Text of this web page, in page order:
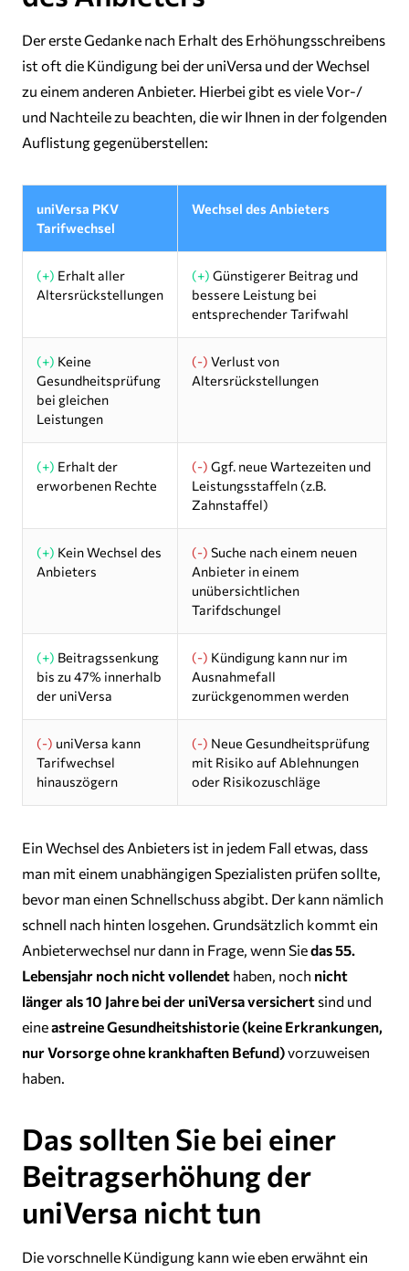
Der erste Gedanke nach Erhalt des Erhöhungsschreibens
ist oft die Kündigung bei der uniVersa und der Wechsel
zu einem anderen Anbieter. Hierbei gibt es viele Vor-/
und Nachteile zu beachten, die wir Ihnen in der folgenden
Auflistung gegenüberstellen:
uniVersa PKV
Tarifwechsel
Wechsel des Anbieters
(+) Erhalt aller
Altersrückstellungen
(+) Günstigerer Beitrag und
bessere Leistung bei
entsprechender Tarifwahl
(+) Keine
Gesundheitsprüfung
bei gleichen
Leistungen
(-) Verlust von
Altersrückstellungen
(+) Erhalt der
erworbenen Rechte
(-) Ggf. neue Wartezeiten und
Leistungsstaffeln (z.B.
Zahnstaffel)
(+) Kein Wechsel des
Anbieters
(-) Suche nach einem neuen
Anbieter in einem
unübersichtlichen
Tarifdschungel
(+) Beitragssenkung
bis zu 47% innerhalb
der uniVersa
(-) Kündigung kann nur im
Ausnahmefall
zurückgenommen werden
(-) uniVersa kann
Tarifwechsel
hinauszögern
(-) Neue Gesundheitsprüfung
mit Risiko auf Ablehnungen
oder Risikozuschläge
Ein Wechsel des Anbieters ist in jedem Fall etwas, dass
man mit einem unabhängigen Spezialisten prüfen sollte,
bevor man einen Schnellschuss abgibt. Der kann nämlich
schnell nach hinten losgehen. Grundsätzlich kommt ein
Anbieterwechsel nur dann in Frage, wenn Siedas 55.
Lebensjahr noch nicht vollendet haben, noch nicht
länger als 10 Jahre bei der uniVersa versichert sind und
eineastreine Gesundheitshistorie (keine Erkrankungen,
nur Vorsorge ohne krankhaften Befund)vorzuweisen
haben.
Das sollten Sie bei einer
Beitragserhöhung der
uniVersa nicht tun
Die vorschnelle Kündigung kann wie eben erwähnt ein